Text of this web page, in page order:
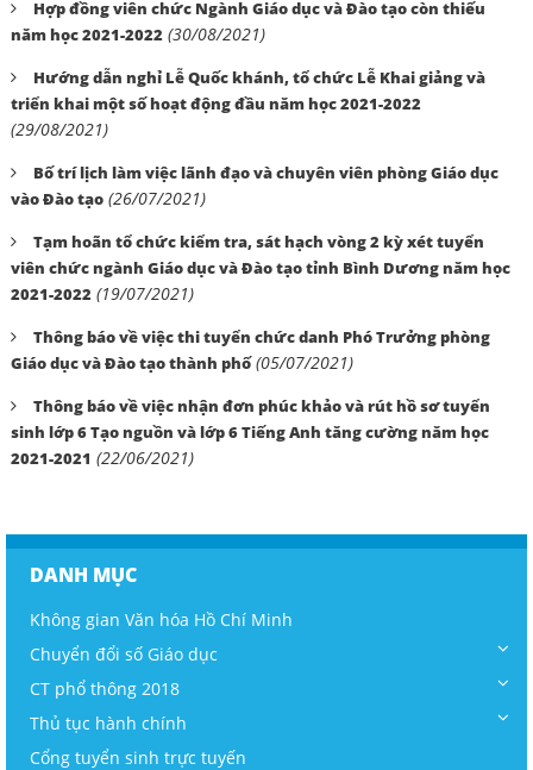
Hợp đồng viên chức Ngành Giáo dục và Đào tạo còn thiếu
năm học 2021-2022 (30/08/2021)
Hướng dẫn nghỉ Lễ Quốc khánh, tổ chức Lễ Khai giảng và
triển khai một số hoạt động đầu năm học 2021-2022
(29/08/2021)
Bố trí lịch làm việc lãnh đạo và chuyên viên phòng Giáo dục
vào Đào tạo (26/07/2021)
Tạm hoãn tổ chức kiểm tra, sát hạch vòng 2 kỳ xét tuyển
viên chức ngành Giáo dục và Đào tạo tỉnh Bình Dương năm học
2021-2022 (19/07/2021)
Thông báo về việc thi tuyển chức danh Phó Trưởng phòng
Giáo dục và Đào tạo thành phố (05/07/2021)
Thông báo về việc nhận đơn phúc khảo và rút hồ sơ tuyển
sinh lớp 6 Tạo nguồn và lớp 6 Tiếng Anh tăng cường năm học
2021-2021 (22/06/2021)
DANH MỤC
Không gian Văn hóa Hồ Chí Minh
Chuyển đổi số Giáo dục
CT phổ thông 2018
Thủ tục hành chính
Cổng tuyển sinh trực tuyến